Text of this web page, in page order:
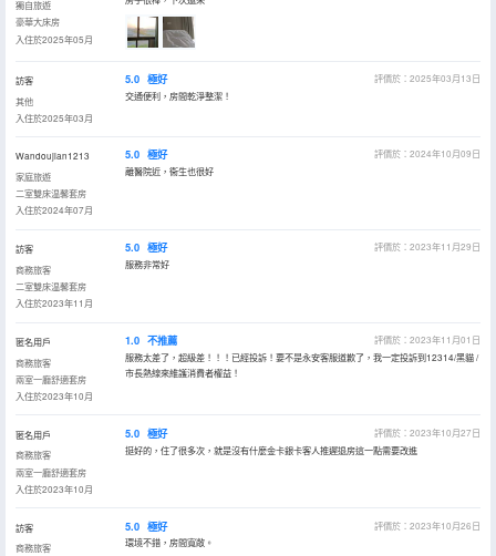
獨自旅遊
豪華大床房
入住於2025年05月
訪客
其他
入住於2025年03月
5.0 極好
評價於：2025年03月13日
交通便利，房間乾淨整潔！
Wandoujian1213
家庭旅遊
二室雙床温馨套房
入住於2024年07月
5.0 極好
評價於：2024年10月09日
離醫院近，衞生也很好
訪客
商務旅客
二室雙床温馨套房
入住於2023年11月
5.0 極好
評價於：2023年11月29日
服務非常好
匿名用戶
商務旅客
兩室一廳舒適套房
入住於2023年10月
1.0 不推薦
評價於：2023年11月01日
服務太差了，超級差！！！已經投訴！要不是永安客服道歉了，我一定投訴到12314/黑貓 /
市長熱線來維護消費者權益！
匿名用戶
商務旅客
兩室一廳舒適套房
入住於2023年10月
5.0 極好
評價於：2023年10月27日
挺好的，住了很多次，就是沒有什麼金卡銀卡客人推遲退房這一點需要改進
訪客
商務旅客
5.0 極好
評價於：2023年10月26日
環境不錯，房間寬敞。